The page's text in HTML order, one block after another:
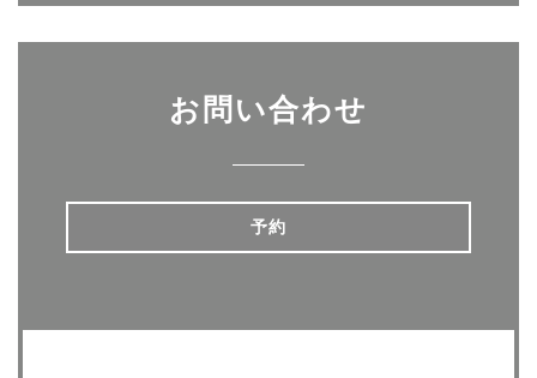
お問い合わせ
予約